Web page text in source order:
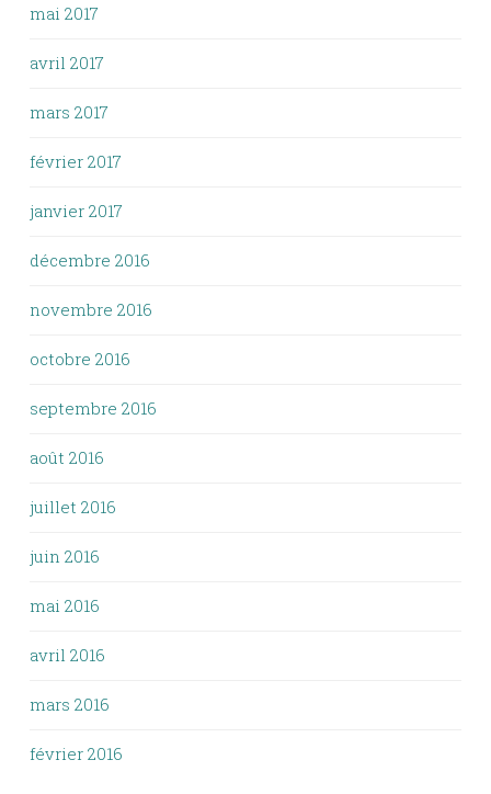
mai 2017
avril 2017
mars 2017
février 2017
janvier 2017
décembre 2016
novembre 2016
octobre 2016
septembre 2016
août 2016
juillet 2016
juin 2016
mai 2016
avril 2016
mars 2016
février 2016